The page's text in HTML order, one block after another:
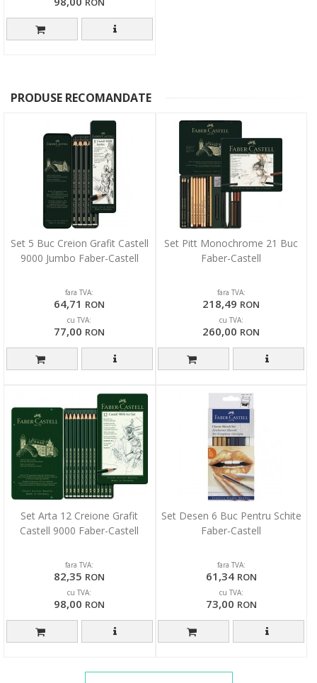
PRODUSE RECOMANDATE
Set 5 Buc Creion Grafit Castell
9000 Jumbo Faber-Castell
fara TVA:
64,71 RON
cu TVA:
77,00 RON
Set Pitt Monochrome 21 Buc
Faber-Castell
fara TVA:
218,49 RON
cu TVA:
260,00 RON
Set Arta 12 Creione Grafit
Castell 9000 Faber-Castell
fara TVA:
82,35 RON
cu TVA:
98,00 RON
Set Desen 6 Buc Pentru Schite
Faber-Castell
fara TVA:
61,34 RON
cu TVA:
73,00 RON